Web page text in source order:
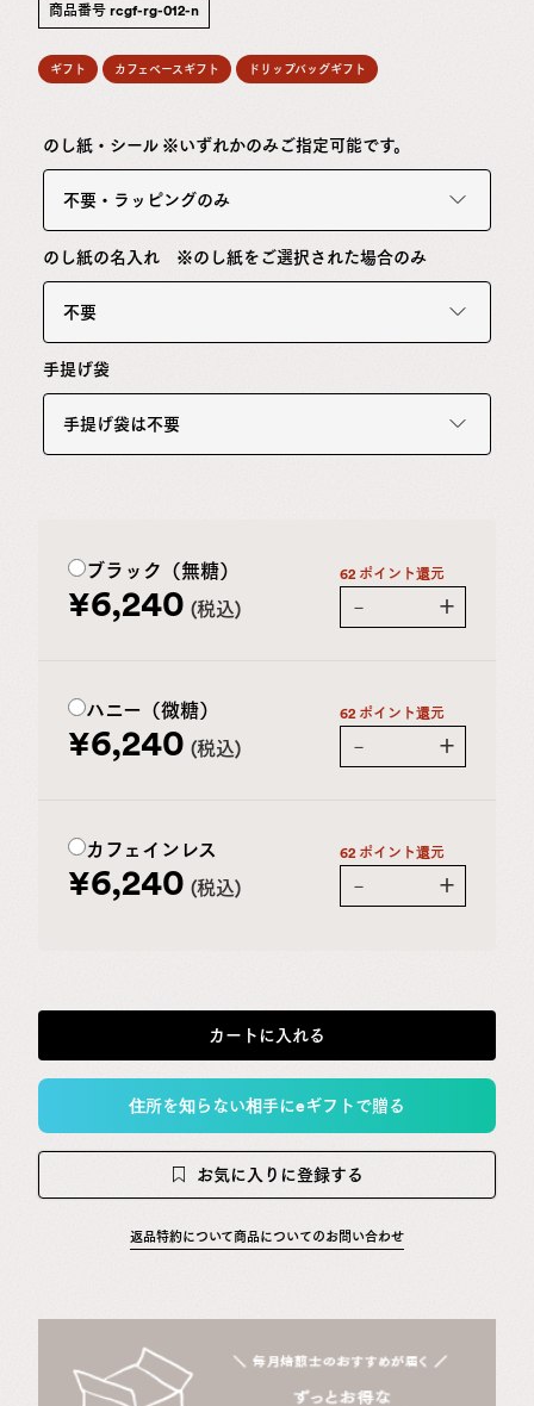
商品番号 rcgf-rg-012-n
ギフト カフェベースギフト ドリップバッグギフト
のし紙・シール ※いずれかのみご指定可能です。
不要・ラッピングのみ
のし紙の名入れ ※のし紙をご選択された場合のみ
不要
手提げ袋
手提げ袋は不要
ブラック（無糖）
¥6,240 税込
62 ポイント還元
－ ＋
ハニー（微糖）
¥6,240 税込
62 ポイント還元
－ ＋
カフェインレス
¥6,240 税込
62 ポイント還元
－ ＋
カートに入れる
住所を知らない相手にeギフトで贈る
お気に入りに登録する
返品特約について商品についてのお問い合わせ